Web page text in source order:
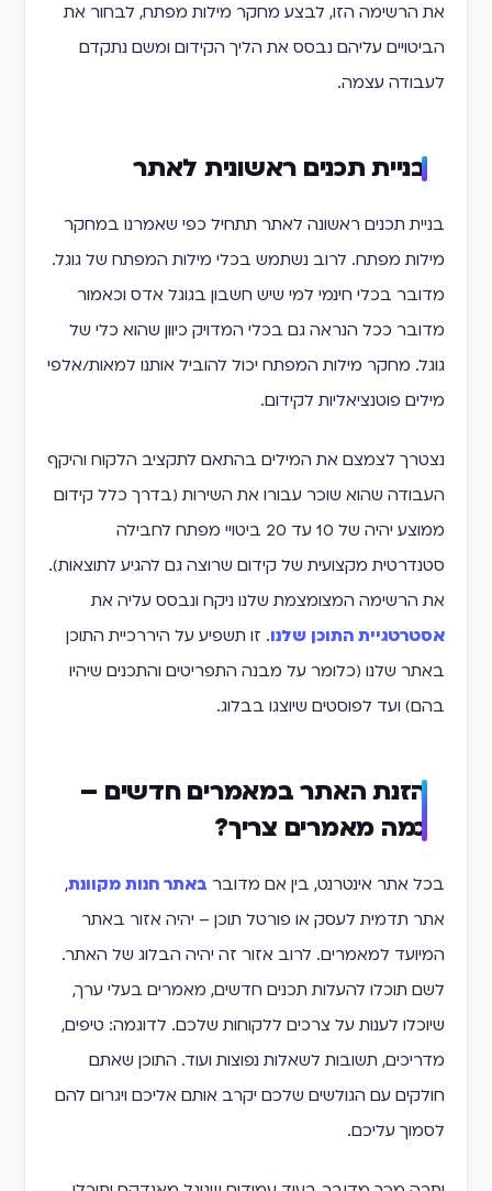
את הרשימה הזו, לבצע מחקר מילות מפתח, לבחור את
הביטויים עליהם נבסס את הליך הקידום ומשם נתקדם
לעבודה עצמה.
בניית תכנים ראשונית לאתר
בניית תכנים ראשונה לאתר תתחיל כפי שאמרנו במחקר
מילות מפתח. לרוב נשתמש בכלי מילות המפתח של גוגל.
מדובר בכלי חינמי למי שיש חשבון בגוגל אדס וכאמור
מדובר ככל הנראה גם בכלי המדויק כיוון שהוא כלי של
גוגל. מחקר מילות המפתח יכול להוביל אותנו למאות/אלפי
מילים פוטנציאליות לקידום.
נצטרך לצמצם את המילים בהתאם לתקציב הלקוח והיקף
העבודה שהוא שוכר עבורו את השירות (בדרך כלל קידום
ממוצע יהיה של 10 עד 20 ביטויי מפתח לחבילה
סטנדרטית מקצועית של קידום שרוצה גם להגיע לתוצאות).
את הרשימה המצומצמת שלנו ניקח ונבסס עליה את
אסטרטגיית התוכן שלנו. זו תשפיע על היררכיית התוכן
באתר שלנו (כלומר על מבנה התפריטים והתכנים שיהיו
בהם) ועד לפוסטים שיוצגו בבלוג.
הזנת האתר במאמרים חדשים –
כמה מאמרים צריך?
בכל אתר אינטרנט, בין אם מדובר באתר חנות מקוונת,
אתר תדמית לעסק או פורטל תוכן – יהיה אזור באתר
המיועד למאמרים. לרוב אזור זה יהיה הבלוג של האתר.
לשם תוכלו להעלות תכנים חדשים, מאמרים בעלי ערך,
שיוכלו לענות על צרכים ללקוחות שלכם. לדוגמה: טיפים,
מדריכים, תשובות לשאלות נפוצות ועוד. התוכן שאתם
חולקים עם הגולשים שלכם יקרב אותם אליכם ויגרום להם
לסמוך עליכם.